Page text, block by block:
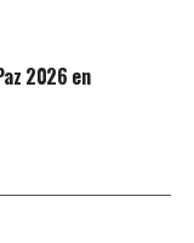
2026 en